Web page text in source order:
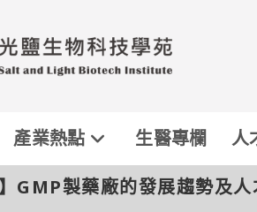
產業熱點 生醫專欄 人
】GMP製藥廠的發展趨勢及